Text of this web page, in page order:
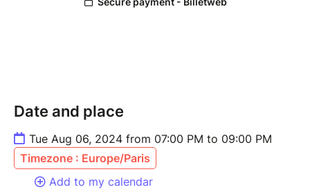
Date and place
Tue Aug 06, 2024 from 07:00 PM to 09:00 PM
Timezone : Europe/Paris
Add to my calendar